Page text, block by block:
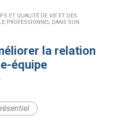
ET QUALITÉ DE VIE ET DES
LE PROFESSIONNEL DANS SON
la relation
équipe